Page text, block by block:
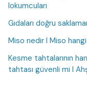
lokumcuları
Gıdaları doğru
Miso nedir I Miso
Kesme tahtalarının
tahtası güvenli mi I